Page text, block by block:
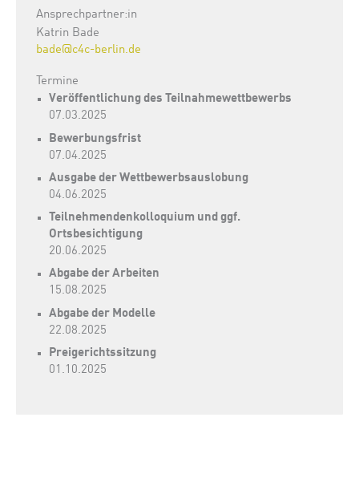
Ansprechpartner:in
Katrin Bade
bade@c4c-berlin.de
Termine
Veröffentlichung des Teilnahmewettbewerbs
07.03.2025
Bewerbungsfrist
07.04.2025
Ausgabe der Wettbewerbsauslobung
04.06.2025
Teilnehmendenkolloquium und ggf.
Ortsbesichtigung
20.06.2025
Abgabe der Arbeiten
15.08.2025
Abgabe der Modelle
22.08.2025
Preigerichtssitzung
01.10.2025